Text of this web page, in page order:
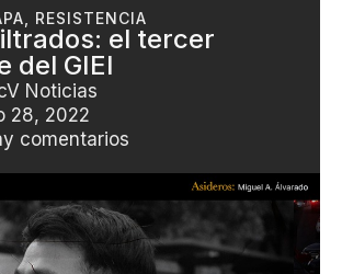
, RESISTENCIA
el tercer
del GIEI
Noticias
28, 2022
comentarios